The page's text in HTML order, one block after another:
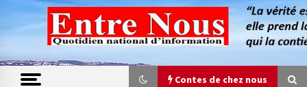
content
Contes de chez nous